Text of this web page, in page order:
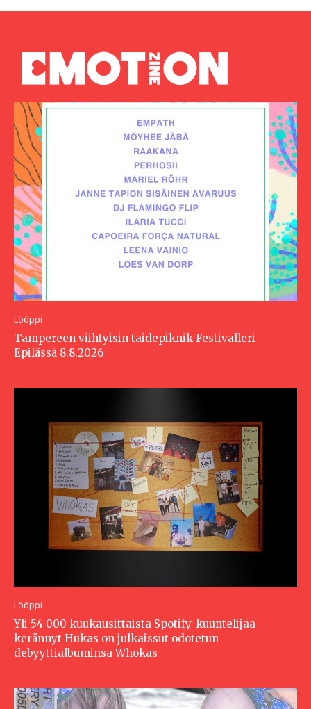
Lööppi
Tampereen viihtyisin taidepiknik Festivalleri
Epilässä 8.8.2026
Lööppi
Yli 54 000 kuukausittaista Spotify-kuuntelijaa
kerännyt Hukas on julkaissut odotetun
debyyttialbuminsa Whokas